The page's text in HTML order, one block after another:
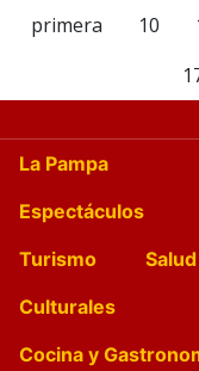
primera 10
La Pampa
Espectáculos
Turismo
Salud
Culturales
Cocina y